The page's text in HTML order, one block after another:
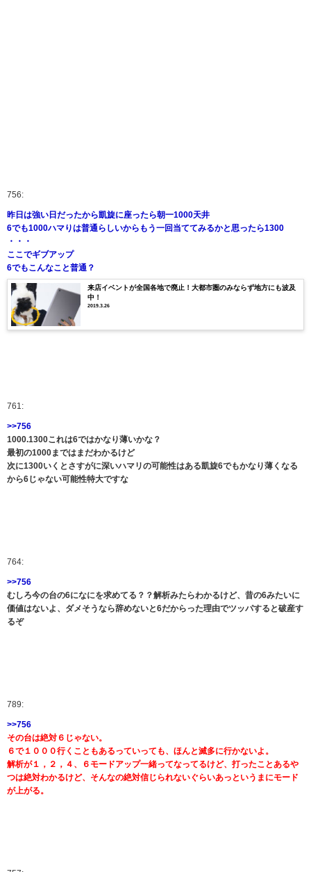
756:
昨日は強い日だったから凱旋に座ったら朝一1000天井
6でも1000ハマりは普通らしいからもう一回当ててみるかと思ったら1300
・・・
ここでギブアップ
6でもこんなこと普通？
来店イベントが全国各地で廃止！大都市圏のみならず地方にも波及
中！
2019.3.26
761:
>>756
1000.1300これは6ではかなり薄いかな？
最初の1000まではまだわかるけど
次に1300いくとさすがに深いハマリの可能性はある凱旋6でもかなり薄くなる
から6じゃない可能性特大ですな
764:
>>756
むしろ今の台の6になにを求めてる？？解析みたらわかるけど、昔の6みたいに
価値はないよ、ダメそうなら辞めないと6だからった理由でツッパすると破産す
るぞ
789:
>>756
その台は絶対６じゃない。
６で１０００行くこともあるっていっても、ほんと滅多に行かないよ。
解析が１，２，４、６モードアップ一緒ってなってるけど、打ったことあるや
つは絶対わかるけど、そんなの絶対信じられないぐらいあっというまにモード
が上がる。